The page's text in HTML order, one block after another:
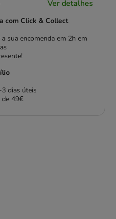
Ver detalhes
com Click & Collect
sua encomenda em 2h em
3 dias úteis
de 49€